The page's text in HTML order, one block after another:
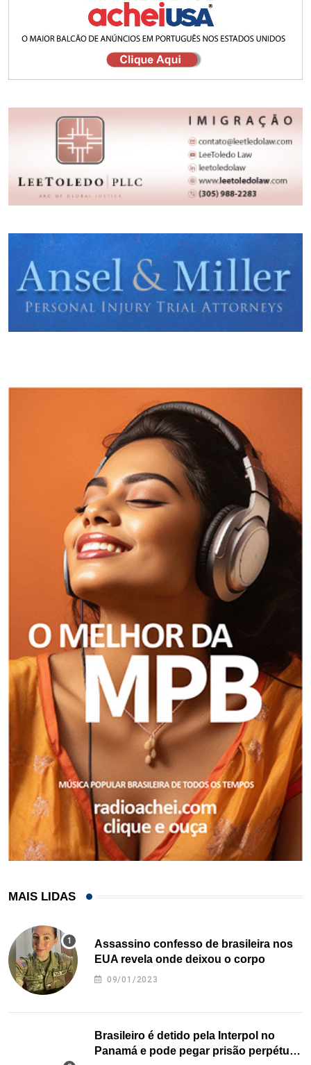
MAIS LIDAS
Assassino confesso de brasileira nos
EUA revela onde deixou o corpo
09/01/2023
Brasileiro é detido pela Interpol no
Panamá e pode pegar prisão perpétua